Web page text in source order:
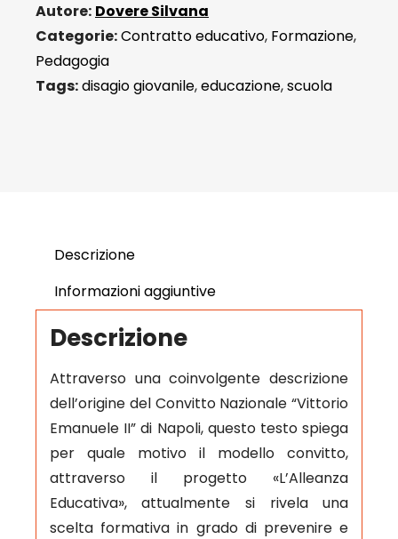
Autore: Dovere Silvana
Categorie:Contratto educativo, Formazione,
Pedagogia
Tags:disagio giovanile,educazione,scuola
Descrizione
Informazioni aggiuntive
Descrizione
Attraverso una coinvolgente descrizione
dell’origine del Convitto Nazionale “Vittorio
Emanuele II” di Napoli, questo testo spiega
per quale motivo il modello convitto,
attraverso il progetto «L’Alleanza
Educativa», attualmente si rivela una
scelta formativa in grado di prevenire e